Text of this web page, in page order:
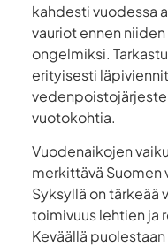
kahdesti vuodessa
vauriot ennen
ongelmiksi.
erityisesti
vuotokohtia.
Vuodenaikojen
merkittävä Suomen
Syksyllä on tärkeää
toimivuus lehtien ja
Keväällä